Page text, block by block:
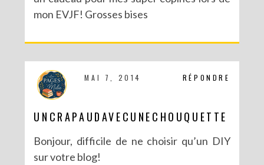
mon EVJF! Grosses bises
RÉPONDRE
MAI 7, 2014
UNCRAPAUDAVECUNECHOUQUETTE
Bonjour, difficile de ne choisir qu’un DIY
sur votre blog!